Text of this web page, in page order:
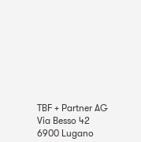
TBF + Partner AG
Via Besso 42
6900 Lugano